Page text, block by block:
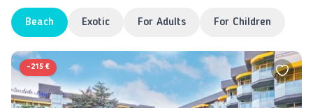
Beach Exotic For Adults For Children
-215 €